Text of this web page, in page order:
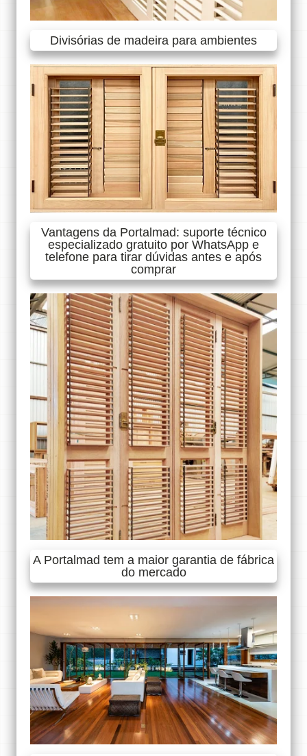
Divisórias de madeira para ambientes
Vantagens da Portalmad: suporte técnico
especializado gratuito por WhatsApp e
telefone para tirar dúvidas antes e após
comprar
A Portalmad tem a maior garantia de fábrica
do mercado